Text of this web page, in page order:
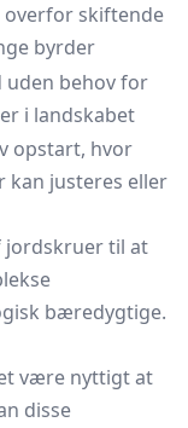
skiftende
byrder
uden behov for
i landskabet
opstart, hvor
kan justeres eller
jordskruer til at
bæredygtige.
være nyttigt at
disse